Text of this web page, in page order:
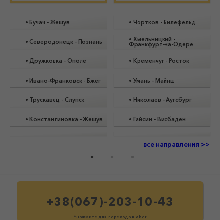
• Бучач- Жешув
• Северодонецк- Познань
• Дружковка- Ополе
• Ивано-Франковск- Бжег
• Трускавец- Слупск
• Константиновка- Жешув
• Чортков- Билефельд
• Хмельницкий-
Франкфурт-на-Одере
• Кременчуг- Росток
• Умань- Майнц
• Николаев- Аугсбург
• Гайсин- Висбаден
все направления >>
+38(067)-203-10-43
*нажмите для перехода в viber